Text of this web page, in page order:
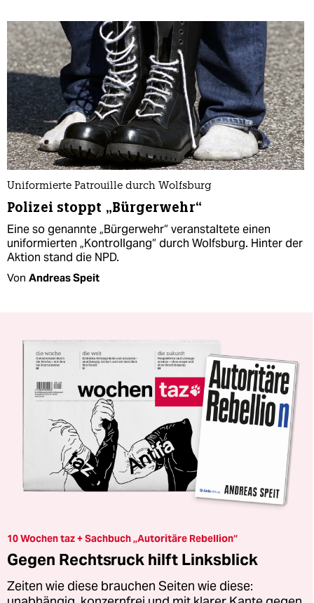
Uniformierte Patrouille durch Wolfsburg
Polizei stoppt „Bürgerwehr“
Eine so genannte „Bürgerwehr“ veranstaltete einen
uniformierten „Kontrollgang“ durch Wolfsburg. Hinter der
Aktion stand die NPD.
Von Andreas Speit
10 Wochen taz + Sachbuch „Autoritäre Rebellion“
Gegen Rechtsruck hilft Linksblick
Zeiten wie diese brauchen Seiten wie diese: